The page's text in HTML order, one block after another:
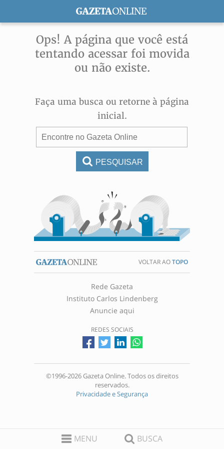
MENU BUSCA
Ops! A página que você está
tentando acessar foi movida
ou não existe.
Faça uma busca ou retorne à página
inicial.
PESQUISAR
VOLTAR AOTOPO
Rede Gazeta
Instituto Carlos Lindenberg
Anuncie aqui
REDES SOCIAIS
©1996-2026 Gazeta Online. Todos os direitos
reservados.
Privacidade e Segurança